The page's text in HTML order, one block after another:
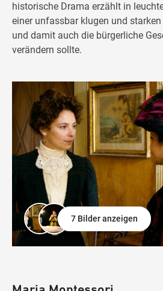
historische Drama erzählt in
einer unfassbar klugen und
und damit auch die bürgerliche
verändern sollte.
7 Bilder anzeigen